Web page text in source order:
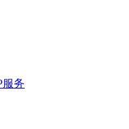
服务